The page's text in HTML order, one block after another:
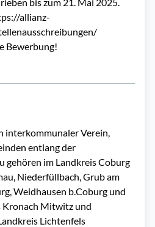
allianz-
Bewerbung!
interkommunaler Verein,
entlang der
gehören im Landkreis Coburg
Niederfüllbach, Grub am
Weidhausen b.Coburg und
Kronach Mitwitz und
Lichtenfels